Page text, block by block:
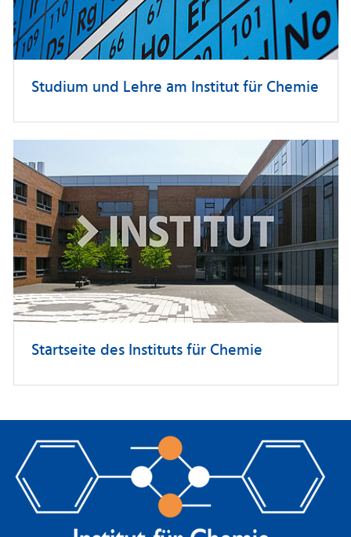
Studium und Lehre am Institut für Chemie
Startseite des Instituts für Chemie